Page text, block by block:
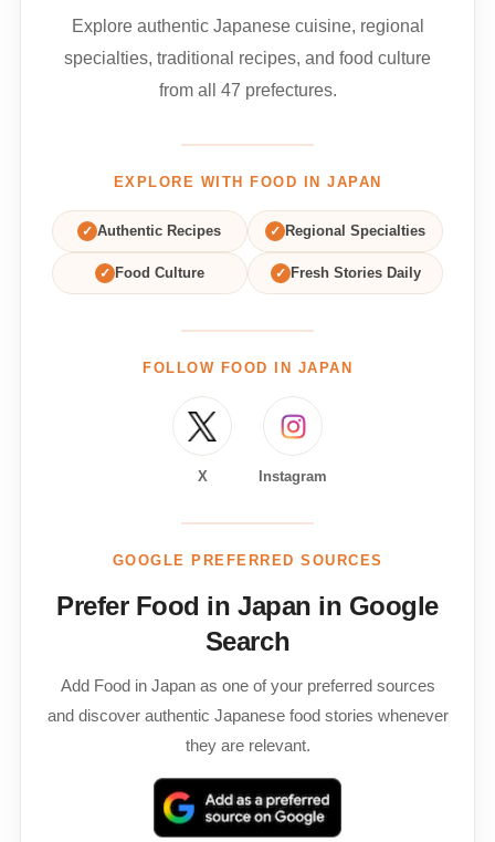
Explore authentic Japanese cuisine, regional
specialties, traditional recipes, and food culture
from all 47 prefectures.
EXPLORE WITH FOOD IN JAPAN
✓ Authentic Recipes ✓ Regional Specialties
✓ Food Culture ✓ Fresh Stories Daily
FOLLOW FOOD IN JAPAN
X Instagram
GOOGLE PREFERRED SOURCES
Prefer Food in Japan in Google
Search
Add Food in Japan as one of your preferred sources
and discover authentic Japanese food stories whenever
they are relevant.